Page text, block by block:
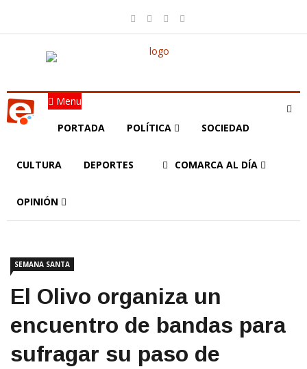
Menu
PORTADA POLÍTICA SOCIEDAD
CULTURA DEPORTES COMARCA AL DÍA
OPINIÓN
SEMANA SANTA
El Olivo organiza un
encuentro de bandas para
sufragar su paso de